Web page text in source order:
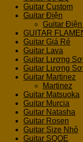
Guitar Custom
Guitar Điện
Guitar
GUITAR
Guitar Giá Rẻ
Guitar Lava
Guitar Lương
Guitar Lương
Guitar Martinez
Martinez
Guitar Matsuoka
Guitar Murcia
Guitar Natasha
Guitar Rosen
Guitar Size Nhỏ
Guitar SQOE